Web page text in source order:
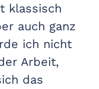
klassisch
auch ganz
ich nicht
Arbeit,
das